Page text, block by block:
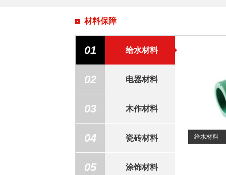
材料保障
01 给水材料
02 电器材料
03 木作材料
04 瓷砖材料
05 涂饰材料
给水材料